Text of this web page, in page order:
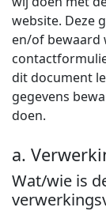
website. Deze
en/of bewaard
dit document
gegevens
doen.
a.
Wat/wie is